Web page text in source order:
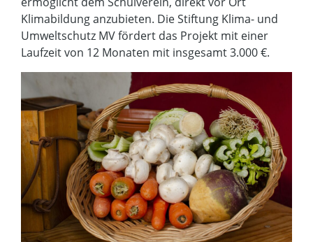
Klimabildung anzubieten. Die Stiftung Klima- und
Umweltschutz MV fördert das Projekt mit einer
Laufzeit von 12 Monaten mit insgesamt 3.000 €.